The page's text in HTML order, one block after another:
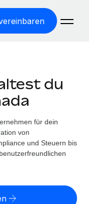
für Niederlassungen
Freelancer:innen
der Einstellung
berechnen
du
für dein
von
und Steuern bis